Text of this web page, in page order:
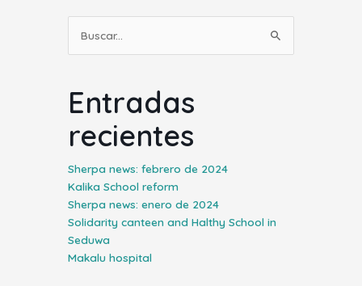
Buscar
por:
Entradas
recientes
Sherpa news: febrero de 2024
Kalika School reform
Sherpa news: enero de 2024
Solidarity canteen and Halthy School in
Seduwa
Makalu hospital